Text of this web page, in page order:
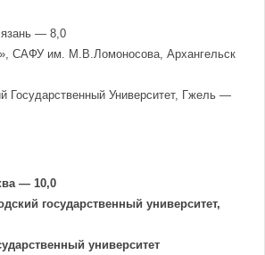
— 8,0
САФУ им. М.В.Ломоносова, Архангельск
Государственный Университет, Гжель —
— 10,0
государственный университет,
университет